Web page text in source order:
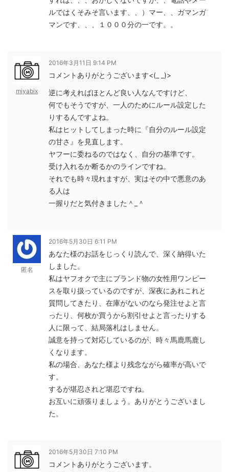
ルではくそみそ言います、、）マー、、ガマンガ
マンです、、、１０００分の一です。。
miyabix
2016年3月11日 9:14 PM
コメントありがとうございます<(_ _)>
逆に考えればほとんど良い人なんですけど、
何でもそうですが、一人のためにルール設定した
りするんですよね。
私はヒットしてしまった時に『自分のルール設定
の甘さ』を見直します。
ヤフーに委ねるのではなく、自分の基準です。
受け入れるか断るかのラインですね。
それでも時々現れますが、実はその中で悪意のあ
る人は
一握りだと気付きました＾_＾
匿名
2016年5月30日 6:11 PM
あなた様のお話をじっくり読んで、深く納得いた
しました。
私はヤフオクで主にブランド物の女性用ワンピー
スを取り扱っているのですが、深夜にあれこれと
質問してきたり、在庫がないのなら発注せよと言
ったり、何枚か買うから割引せよと言ったりする
人に限って、結局落札はしません。
誠意を持って対応しているのが、時々馬鹿馬鹿し
くなります。
私の場合、あなた様より残念ながら確率が高いで
す。
するが堪忍されど堪忍ですね。
お互いに頑張りましょう。ありがとうございまし
た。
2016年5月30日 7:10 PM
コメントありがとうございます。